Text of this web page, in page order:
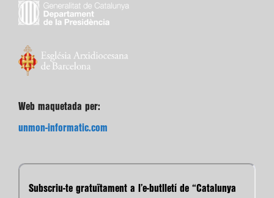
Web maquetada per:
unmon-informatic.com
Subscriu-te gratuïtament a l’e-butlletí de “Catalunya